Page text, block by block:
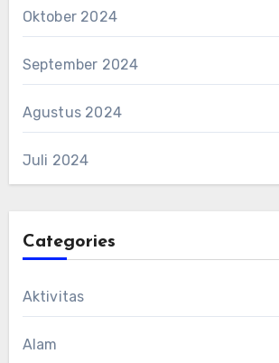
Oktober 2024
September 2024
Agustus 2024
Juli 2024
Categories
Aktivitas
Alam